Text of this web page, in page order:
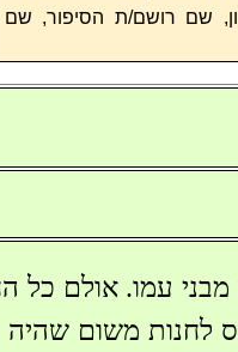
שם רושם/ת הסיפור, שם
עמו. אולם כל
לחנות משום שהיה